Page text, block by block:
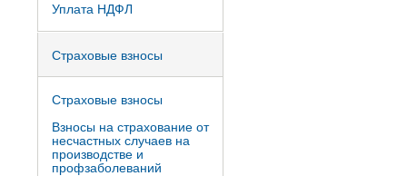
Уплата НДФЛ
Страховые взносы
Страховые взносы
Взносы на страхование от
несчастных случаев на
производстве и
профзаболеваний